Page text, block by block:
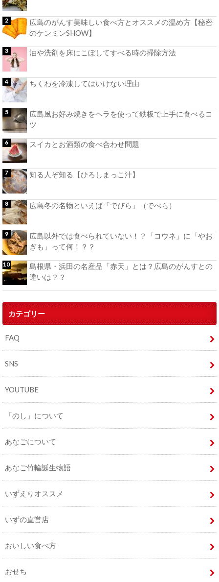
広島のがんす美味しい食べ方とオススメの温め方【秘密
のケンミンSHOW】
油や洗剤を床にこぼしてすべる時の掃除方法
ちくわを冷凍してはいけない理由
広島風お好み焼きをヘラを使って鉄板で上手に食べるコ
ツ
スイカとお酒類の食べ合わせ問題
知る人ぞ知る【ひろしまっこ汁】
広島冬の名物といえば「でびら」（でべら）
広島以外では食べられていない！？「コウネ」に「やお
ぎも」って何！？？
島根県・浜田の名産品「赤天」とは？広島のがんすとの
違いは？？
カテゴリー
FAQ
SNS
YOUTUBE
「のし」について
あなごについて
あなご竹輪誕生物語
いずえりオススメ
いずの直営店
おいしい食べ方
おせち